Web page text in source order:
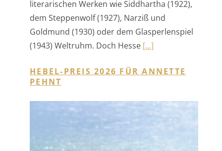
(1943) Weltruhm. Doch Hesse[…]
HEBEL-PREIS 2026 FÜR ANNETTE
PEHNT